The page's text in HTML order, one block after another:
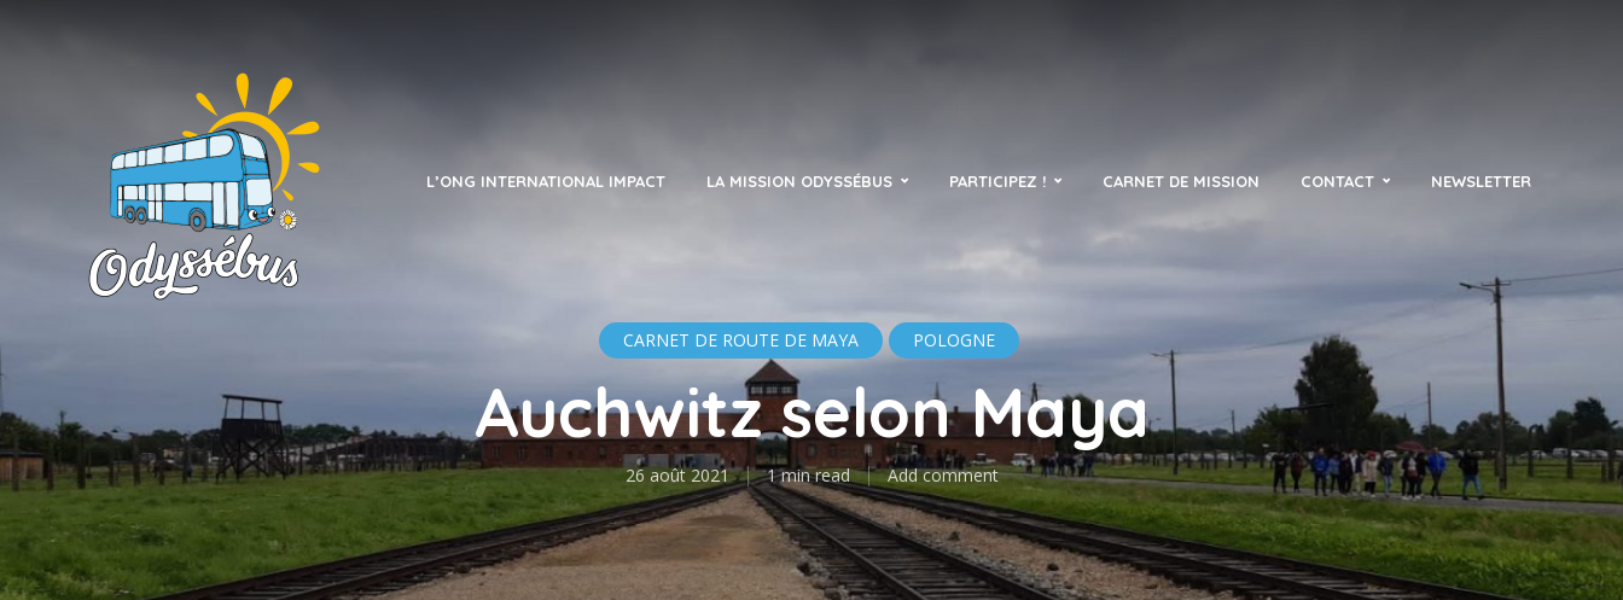
L’ONG INTERNATIONAL IMPACT LA MISSION ODYSSÉBUS PARTICIPEZ ! CARNET DE MISSION CONTACT NEWSLETTER
CARNET DE ROUTE DE MAYA POLOGNE
Auchwitz selon Maya
26 août 2021 1 min read Add comment